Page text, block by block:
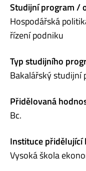
Studijní program /
Hospodářská
řízení podniku
Typ studijního
Bakalářský studijní
Přidělovaná
Bc.
Instituce přidělující
Vysoká škola